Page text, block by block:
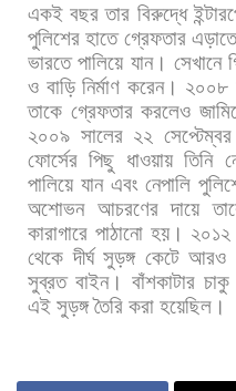
একই বছর তার বিরুদ্ধে
পুলিশের হাতে গ্রেফতার এড়াতে
ভারতে পালিয়ে যান। সেখানে
ও বাড়ি নির্মাণ করেন। ২০০৮
তাকে গ্রেফতার করলেও
২০০৯ সালের ২২ সেপ্টেম্বর
ফোর্সের পিছু ধাওয়ায় তিনি
পালিয়ে যান এবং নেপালি
অশোভন আচরণের দায়ে
কারাগারে পাঠানো হয়। ২০১২
থেকে দীর্ঘ সুড়ঙ্গ কেটে আরও
সুব্রত বাইন। বাঁশকাটার চাকু
এই সুড়ঙ্গ তৈরি করা হয়েছিল।